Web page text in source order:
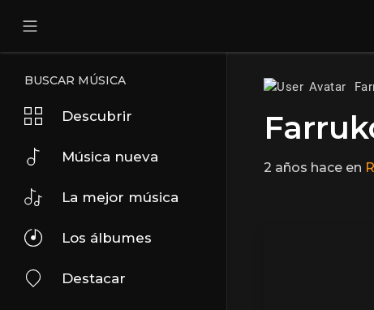
BUSCAR MÚSICA
Descubrir
Música nueva
La mejor música
Los álbumes
Destacar
2 años hace en